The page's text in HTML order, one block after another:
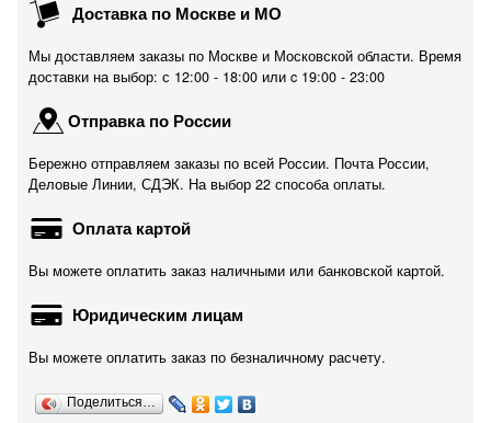
Доставка по Москве и МО
Мы доставляем заказы по Москве и Московской области. Время
доставки на выбор: с 12:00 - 18:00 или c 19:00 - 23:00
Отправка по России
Бережно отправляем заказы по всей России. Почта России,
Деловые Линии, СДЭК. На выбор 22 способа оплаты.
Оплата картой
Вы можете оплатить заказ наличными или банковской картой.
Юридическим лицам
Вы можете оплатить заказ по безналичному расчету.
Поделиться…